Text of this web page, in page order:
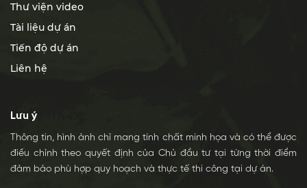
Thư viện video
Tài liệu dự án
Tiến độ dự án
Liên hệ
Lưu ý
Thông tin, hình ảnh chỉ mang tính chất minh họa và có thể được
điều chỉnh theo quyết định của Chủ đầu tư tại từng thời điểm
đảm bảo phù hợp quy hoạch và thực tế thi công tại dự án.